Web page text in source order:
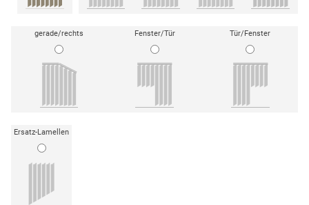
gerade/rechts Fenster/Tür Tür/Fenster
Ersatz-Lamellen